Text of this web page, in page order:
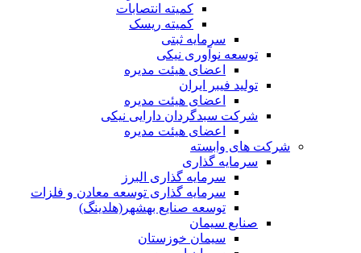
کمیته انتصابات
کمیته ریسک
سرمایه ثبتی
توسعه نوآوری نیکی
اعضای هیئت مدیره
تولید فیبر ایران
اعضای هیئت مدیره
شرکت سبدگردان دارایی نیکی
اعضای هیئت مدیره
شرکت های وابسته
سرمایه گذاری
سرمایه گذاری البرز
سرمایه گذاری توسعه معادن و فلزات
توسعه‌ صنایع‌ بهشهر(هلدینگ)
صنایع سیمان
سیمان خوزستان